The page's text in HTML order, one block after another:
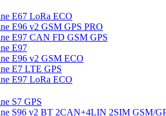
E67 LoRa ECO
E96 v2 GSM GPS PRO
E97 CAN FD GSM GPS
E97
E96 v2 GSM ECO
E7 LTE GPS
E97 LoRa ECO
S7 GPS
S96 v2 BT 2CAN+4LIN 2SIM GSM/